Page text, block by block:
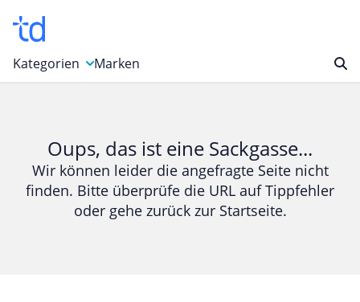
Kategorien
Bücher & Magazine
Computer & Elektronik
Entertainment & Media
Marken
Oups, das ist eine Sackgasse...
Wir können leider die angefragte Seite nicht
finden. Bitte überprüfe die URL auf Tippfehler
oder gehe zurück zur Startseite.